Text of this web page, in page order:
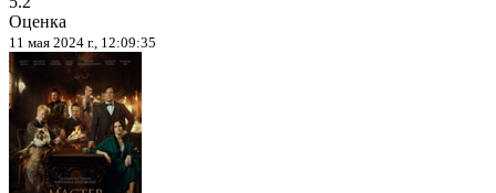
Оценка
11 мая 2024 г., 12:09:35